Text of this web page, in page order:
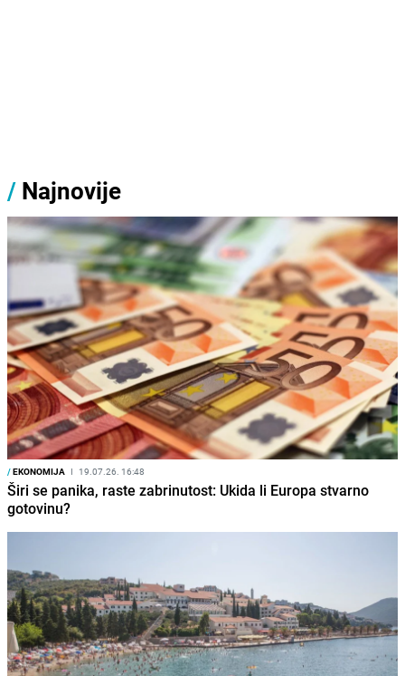
/ Najnovije
/EKONOMIJA I 19.07.26. 16:48
Širi se panika, raste zabrinutost: Ukida li Europa stvarno
gotovinu?